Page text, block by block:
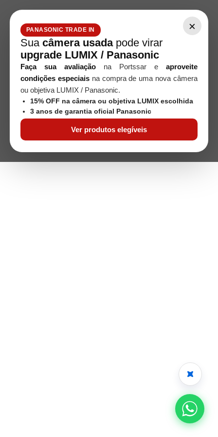
×
PANASONIC TRADE IN
Sua câmera usadapode virar
upgrade LUMIX / Panasonic
Faça sua avaliação na Portssar e aproveite
condições especiaisna compra de uma nova câmera
ou objetiva LUMIX / Panasonic.
15% OFF na câmera ou objetiva LUMIX escolhida
3 anos de garantia oficial Panasonic
Ver produtos elegíveis